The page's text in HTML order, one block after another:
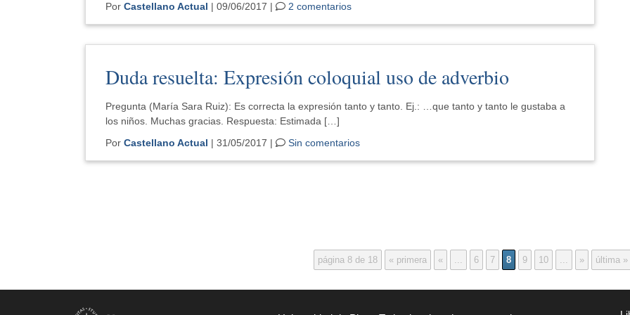
Por Castellano Actual | 09/06/2017 | 2 comentarios
Duda resuelta: Expresión coloquial uso de adverbio
Pregunta (María Sara Ruiz): Es correcta la expresión tanto y tanto. Ej.: …que tanto y tanto le gustaba a
los niños. Muchas gracias. Respuesta: Estimada […]
Por Castellano Actual | 31/05/2017 | Sin comentarios
página 8 de 18 « primera « ... 6 7 8 9 10 ... » última »